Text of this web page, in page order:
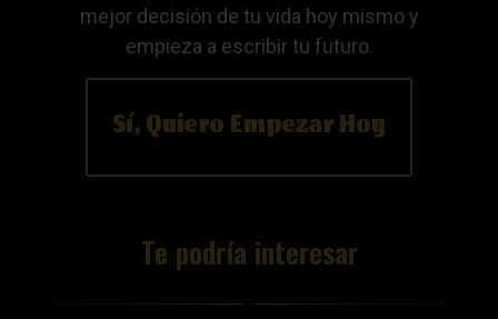
Te podría interesar
mejor decisión de tu vida hoy mismo y
empieza a escribir tu futuro.
Sí, Quiero Empezar Hoy